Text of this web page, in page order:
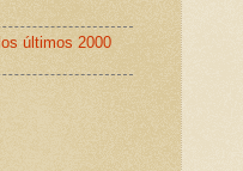
últimos 2000